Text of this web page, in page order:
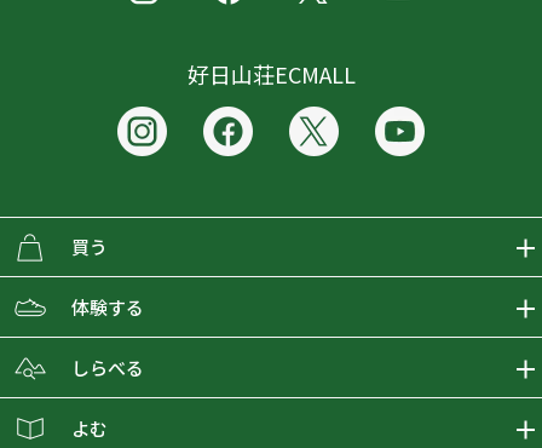
好日山荘ECMALL
買う
ECMALLの商品をさがす
取り扱いブランド一覧
体験する
おとな女子登山部
しらべる
登山レポート
よむ